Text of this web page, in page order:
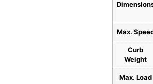
Max.
Curb
Weight
Max. Load